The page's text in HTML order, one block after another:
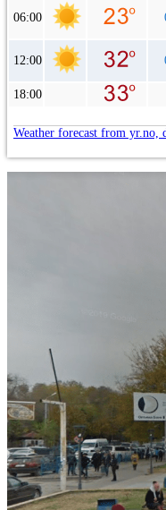
06:00
12:00
18:00
Weather forecast from